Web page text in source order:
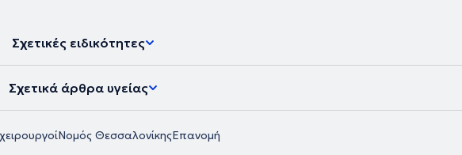
Σχετικές ειδικότητες
Σχετικά άρθρα υγείας
Νομός ΘεσσαλονίκηςΕπανομή